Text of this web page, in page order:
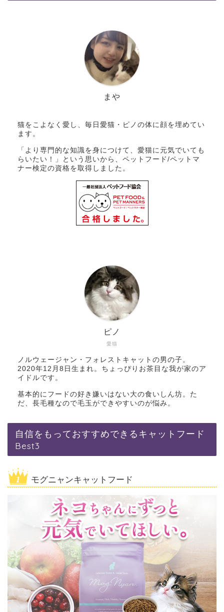
まや
猫をこよなく愛し、毎日愛猫・ピノの体に顔を埋めてい
ます。
「より専門的な知識を身につけて、愛猫に元気でいても
らいたい！」という思いから、ペットフード/ペットマ
ナー検定の資格を取得しました。
愛猫
ピノ
ノルウェージャン・フォレストキャットの男の子。
2020年12月8日生まれ。ちょっぴりお茶目な我が家のア
イドルです。
基本的にフードの好き嫌いはない大の食いしん坊。た
だ、長毛種なので毛玉ができやすいのが悩み。
自信をもっておすすめできるキャットフード
Best3
モグニャンキャットフード